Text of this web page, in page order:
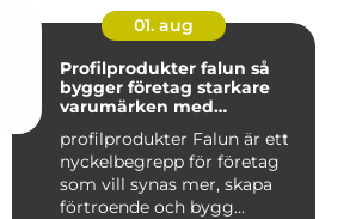
01. aug
Profilprodukter falun så
bygger företag starkare
varumärken med
profilprodukter Falun är ett
nyckelbegrepp för företag
som vill synas mer, skapa
förtroende och bygg...